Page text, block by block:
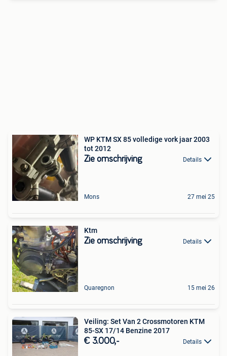
WP KTM SX 85 volledige vork jaar 2003
tot 2012
Zie omschrijving Details
Mons 27 mei 25
Ktm
Zie omschrijving Details
Quaregnon 15 mei 26
Veiling: Set Van 2 Crossmotoren KTM
85-SX 17/14 Benzine 2017
€ 3.000,- Details